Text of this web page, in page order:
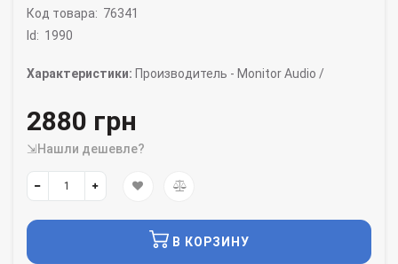
Код товара: 76341
Id: 1990
Характеристики: Производитель - Monitor Audio /
2880 грн
⇲Нашли дешевле?
В КОРЗИНУ